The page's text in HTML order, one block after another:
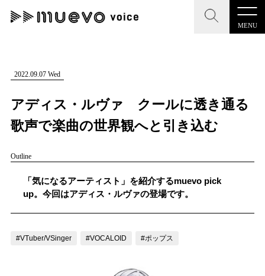
MENU
CLOSE
記事を検索する
人気ワード
#男性SSW #ポップス #女性SSW
CLOSE
"読者の声を形にする”音楽特化メディア
MENU
記事一覧
2022.09.07 Wed
アディス・ルヴァ クールに透き通る
歌声で楽曲の世界観へと引き込む
Outline
「気になるアーティスト」を紹介するmuevo pick
up。今回はアディス・ルヴァの登場です。
#VTuber/VSinger #VOCALOID #ポップス